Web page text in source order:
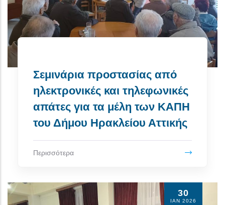
Σεμινάρια προστασίας από
ηλεκτρονικές και τηλεφωνικές
απάτες για τα μέλη των ΚΑΠΗ
του Δήμου Ηρακλείου Αττικής
Περισσότερα
30
ΙΑΝ 2026